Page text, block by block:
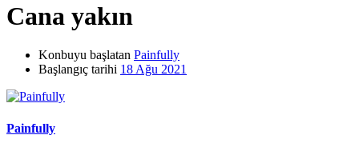
Cana yakın
Konbuyu başlatan Painfully
Başlangıç tarihi 18 Ağu 2021
Painfully